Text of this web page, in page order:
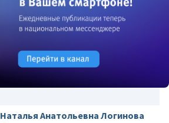
Наталья Анатольевна Логинова